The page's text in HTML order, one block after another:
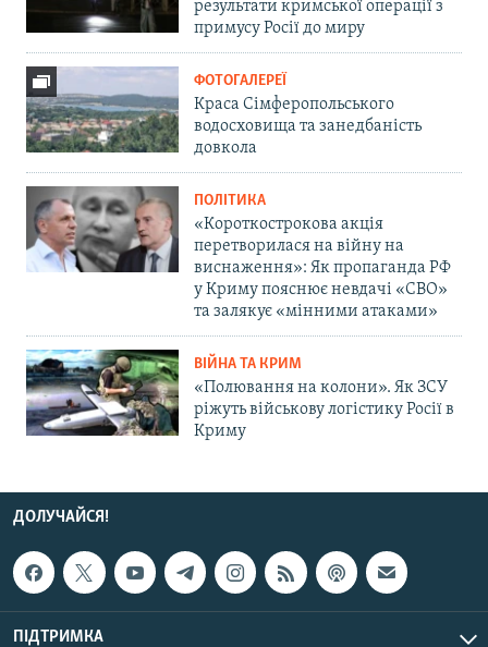
результати кримської операції з
примусу Росії до миру
ФОТОГАЛЕРЕЇ
Краса Сімферопольського
водосховища та занедбаність
довкола
ПОЛІТИКА
«Короткострокова акція
перетворилася на війну на
виснаження»: Як пропаганда РФ
у Криму пояснює невдачі «СВО»
та залякує «мінними атаками»
ВІЙНА ТА КРИМ
«Полювання на колони». Як ЗСУ
ріжуть військову логістику Росії в
Криму
ДОЛУЧАЙСЯ!
ПІДТРИМКА